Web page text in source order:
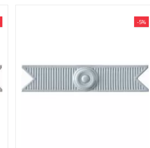
-5%